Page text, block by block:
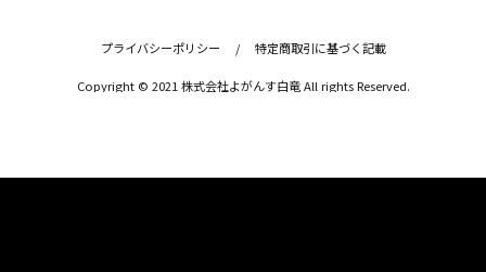
プライバシーポリシー / 特定商取引に基づく記載
Copyright © 2021 株式会社よがんす白竜 All rights Reserved.